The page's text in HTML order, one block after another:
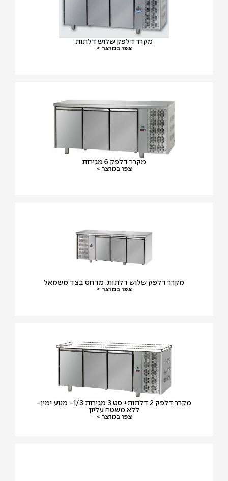
מקרר דלפק שלוש דלתות
צפו במוצר >
מקרר דלפק 6 מגירות
צפו במוצר >
מקרר דלפק שלוש דלתות, מדחס בצד משמאל
צפו במוצר >
מקרר דלפק 2 דלתות+ סט 3 מגירות 1/3- מנוע ימין-
ללא משטח עליון
צפו במוצר >